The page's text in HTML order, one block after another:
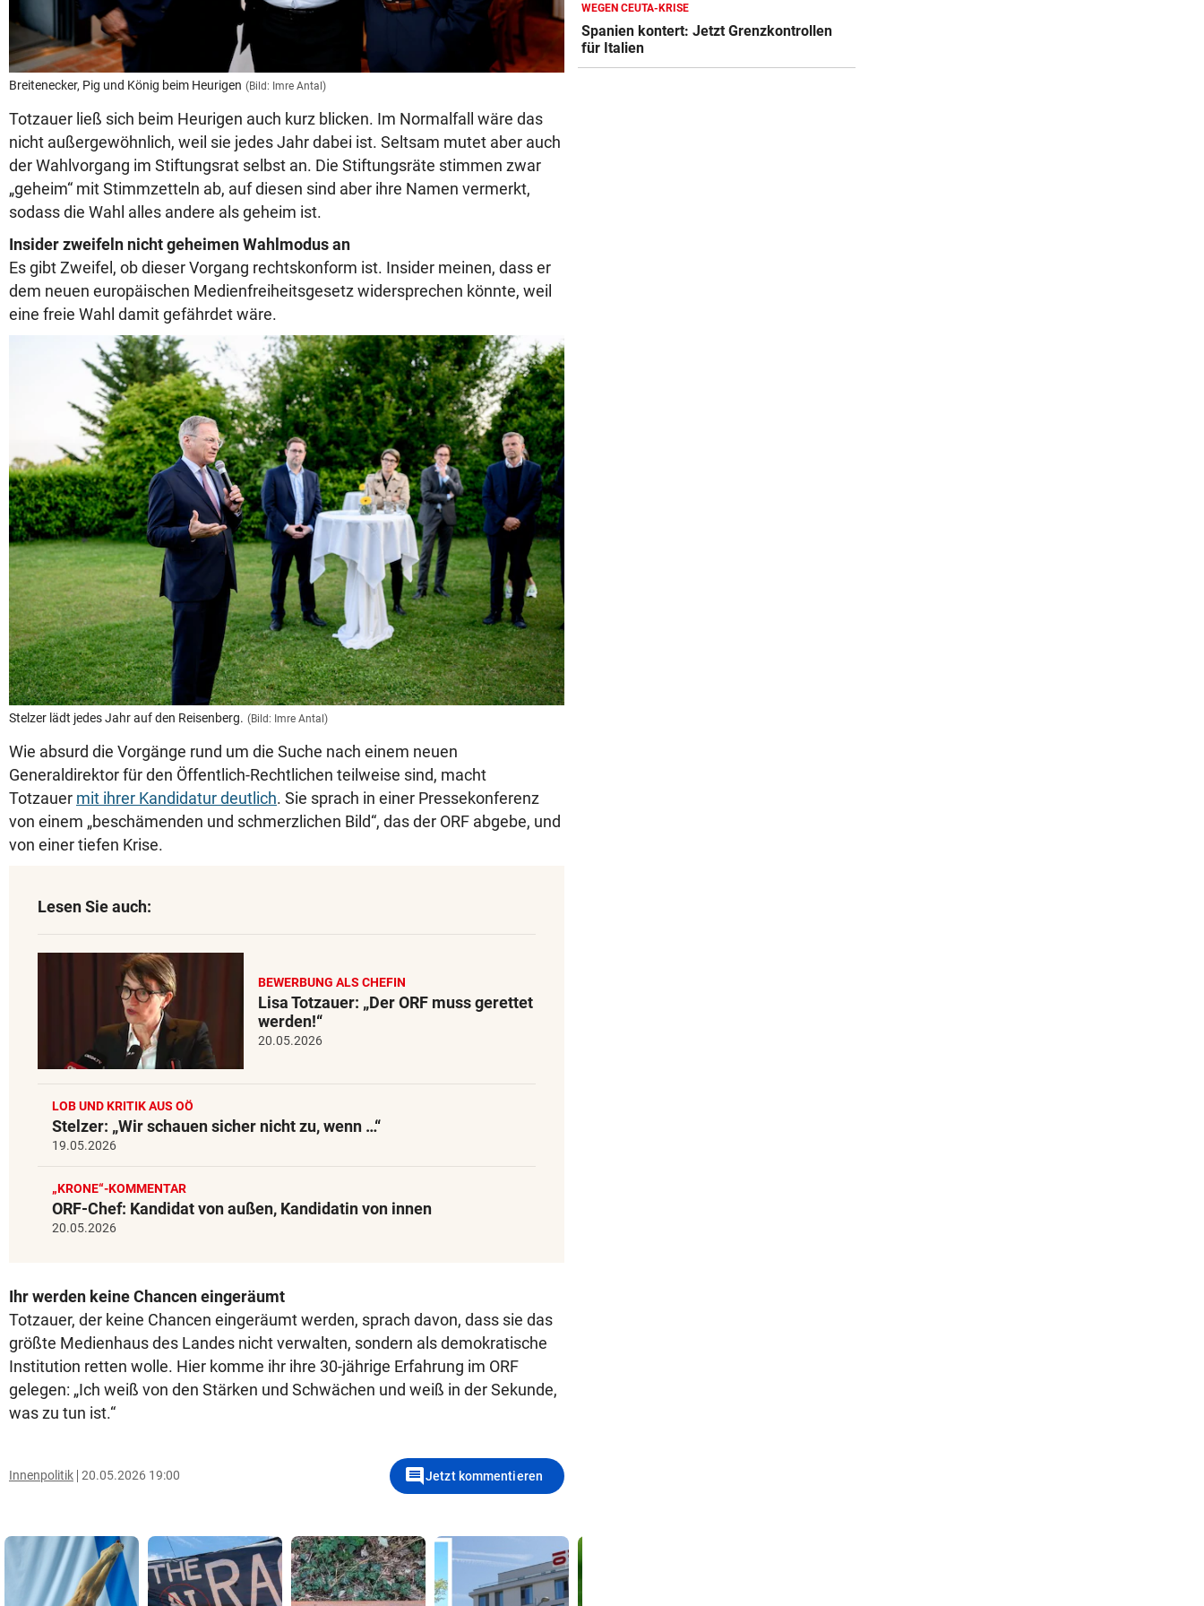
Breitenecker, Pig und König beim Heurigen (Bild: Imre Antal)
Totzauer ließ sich beim Heurigen auch kurz blicken. Im Normalfall wäre das
nicht außergewöhnlich, weil sie jedes Jahr dabei ist. Seltsam mutet aber auch
der Wahlvorgang im Stiftungsrat selbst an. Die Stiftungsräte stimmen zwar
„geheim“ mit Stimmzetteln ab, auf diesen sind aber ihre Namen vermerkt,
sodass die Wahl alles andere als geheim ist.
Insider zweifeln nicht geheimen Wahlmodus an
Es gibt Zweifel, ob dieser Vorgang rechtskonform ist. Insider meinen, dass er
dem neuen europäischen Medienfreiheitsgesetz widersprechen könnte, weil
eine freie Wahl damit gefährdet wäre.
Stelzer lädt jedes Jahr auf den Reisenberg. (Bild: Imre Antal)
Wie absurd die Vorgänge rund um die Suche nach einem neuen
Generaldirektor für den Öffentlich-Rechtlichen teilweise sind, macht
Totzauer mit ihrer Kandidatur deutlich. Sie sprach in einer Pressekonferenz
von einem „beschämenden und schmerzlichen Bild“, das der ORF abgebe, und
von einer tiefen Krise.
Lesen Sie auch:
BEWERBUNG ALS CHEFIN
Lisa Totzauer: „Der ORF muss gerettet
werden!“
20.05.2026
LOB UND KRITIK AUS OÖ
Stelzer: „Wir schauen sicher nicht zu, wenn …“
19.05.2026
„KRONE“-KOMMENTAR
ORF-Chef: Kandidat von außen, Kandidatin von innen
20.05.2026
Ihr werden keine Chancen eingeräumt
Totzauer, der keine Chancen eingeräumt werden, sprach davon, dass sie das
größte Medienhaus des Landes nicht verwalten, sondern als demokratische
Institution retten wolle. Hier komme ihr ihre 30-jährige Erfahrung im ORF
gelegen: „Ich weiß von den Stärken und Schwächen und weiß in der Sekunde,
was zu tun ist.“
Innenpolitik 20.05.2026 19:00 commentJetzt kommentieren
TRAINER ZARIC DEUTLICH
Trotz 3:1 gegen WSG bleibt
Altachern ein Problem
WEGEN CEUTA-KRISE
Spanien kontert: Jetzt Grenzkontrollen
für Italien